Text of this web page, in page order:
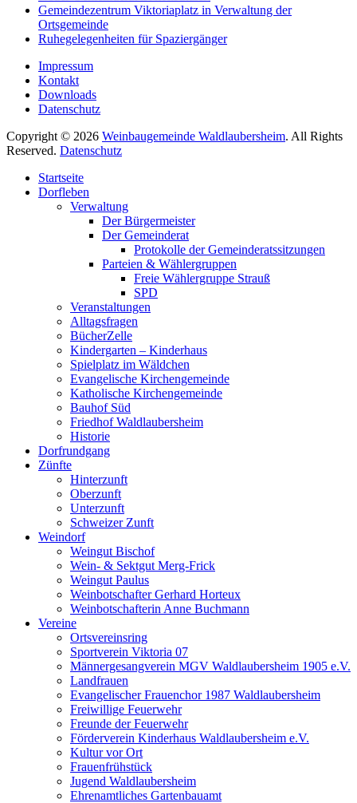
Gemeindezentrum Viktoriaplatz in Verwaltung der
Ortsgemeinde
Ruhegelegenheiten für Spaziergänger
Impressum
Kontakt
Downloads
Datenschutz
Copyright © 2026 Weinbaugemeinde Waldlaubersheim. All Rights
Reserved. Datenschutz
oben
scrollen
Startseite
Dorfleben
Verwaltung
Der Bürgermeister
Der Gemeinderat
Protokolle der Gemeinderatssitzungen
Parteien & Wählergruppen
Freie Wählergruppe Strauß
SPD
Veranstaltungen
Alltagsfragen
BücherZelle
Kindergarten – Kinderhaus
Spielplatz im Wäldchen
Evangelische Kirchengemeinde
Katholische Kirchengemeinde
Bauhof Süd
Friedhof Waldlaubersheim
Historie
Dorfrundgang
Zünfte
Hinterzunft
Oberzunft
Unterzunft
Schweizer Zunft
Weindorf
Weingut Bischof
Wein- & Sektgut Merg-Frick
Weingut Paulus
Weinbotschafter Gerhard Horteux
Weinbotschafterin Anne Buchmann
Vereine
Ortsvereinsring
Sportverein Viktoria 07
Männergesangverein MGV Waldlaubersheim 1905 e.V.
Landfrauen
Evangelischer Frauenchor 1987 Waldlaubersheim
Freiwillige Feuerwehr
Freunde der Feuerwehr
Förderverein Kinderhaus Waldlaubersheim e.V.
Kultur vor Ort
Frauenfrühstück
Jugend Waldlaubersheim
Ehrenamtliches Gartenbauamt